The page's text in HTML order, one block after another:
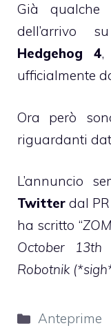
Già qualche
dell’arrivo
Hedgehog 4,
ufficialmente
Ora però
riguardanti
L’annuncio
Twitter dal
ha scritto “
October
Robotnik
Categorie
Anteprime